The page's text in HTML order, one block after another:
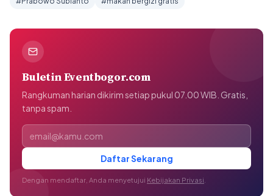
Buletin Eventbogor.com
Rangkuman harian dikirim setiap pukul 07.00 WIB. Gratis,
tanpa spam.
Alamat email
Daftar Sekarang
Dengan mendaftar, Anda menyetujui Kebijakan Privasi